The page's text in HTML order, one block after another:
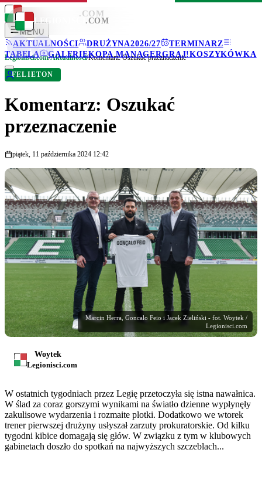
LEGIONISCI .COM
MENU
AKTUALNOŚCI
DRUŻYNA2026/27
TERMINARZ
TABELA
GALERIEKOPA MANAGERGRAJ!KOSZYKÓWKA
LEGIONISCI .COM
Legionisci.com/Aktualności/Komentarz: Oszukać przeznaczenie
FELIETON
Komentarz: Oszukać
przeznaczenie
piątek, 11 października 2024 12:42
Marcin Herra, Goncalo Feio i Jacek Zieliński - fot. Woytek /
Legionisci.com
Woytek
Legionisci.com
W ostatnich tygodniach przez Legię przetoczyła się istna nawałnica.
W ślad za coraz gorszymi wynikami na światło dzienne wypłynęły
zakulisowe wydarzenia i rozmaite plotki. Dodatkowo we wtorek
trener pierwszej drużyny usłyszał zarzuty prokuratorskie. Od kilku
tygodni kibice domagają się głów. W związku z tym w klubowych
gabinetach doszło do spotkań na najwyższych szczeblach...